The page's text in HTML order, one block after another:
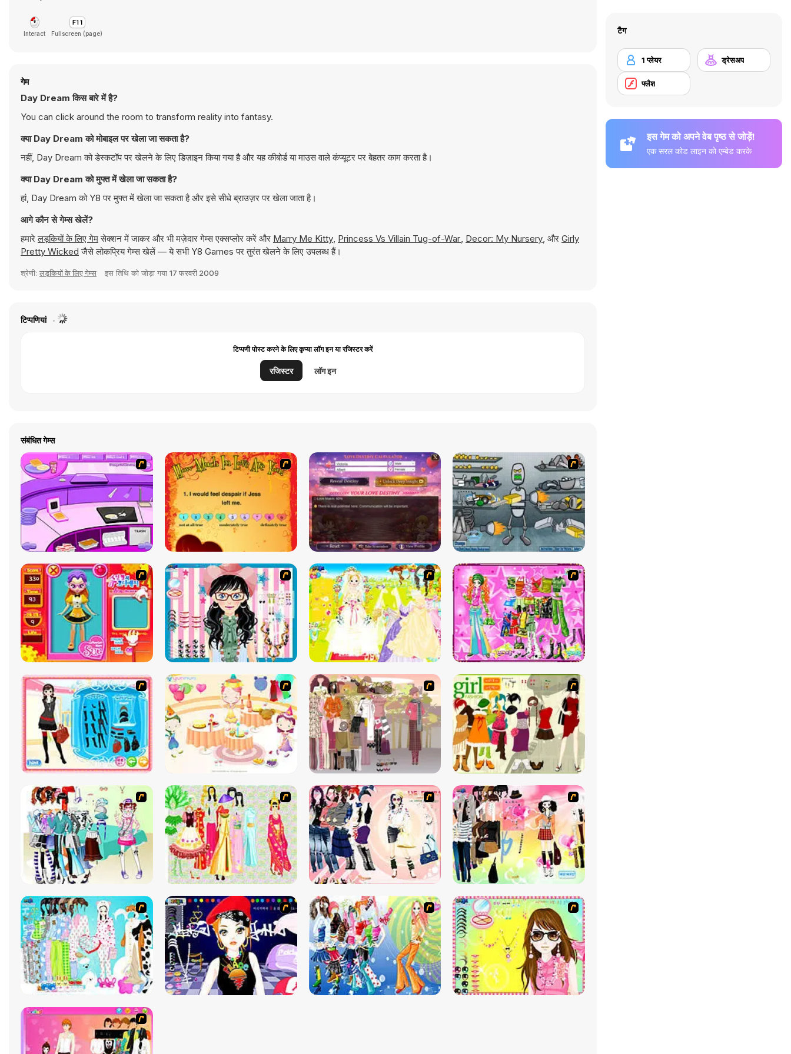
Interact Fullscreen (page)
गेम
Day Dream किस बारे में है?
You can click around the room to transform reality into fantasy.
क्या Day Dream को मोबाइल पर खेला जा सकता है?
नहीं, Day Dream को डेस्कटॉप पर खेलने के लिए डिज़ाइन किया गया है और यह कीबोर्ड या माउस वाले कंप्यूटर पर बेहतर काम करता है।
क्या Day Dream को मुफ्त में खेला जा सकता है?
हां, Day Dream को Y8 पर मुफ्त में खेला जा सकता है और इसे सीधे ब्राउज़र पर खेला जाता है।
आगे कौन से गेम्स खेलें?
हमारेलड़कियों के लिए गेमसेक्शन में जाकर और भी मज़ेदार गेम्स एक्सप्लोर करें और Marry Me Kitty, Princess Vs Villain Tug-of-War, Decor: My Nursery, और Girly
Pretty Wicked जैसे लोकप्रिय गेम्स खेलें — ये सभी Y8 Games पर तुरंत खेलने के लिए उपलब्ध हैं।
श्रेणी: लड़कियों के लिए गेम्स इस तिथि को जोड़ा गया 17 फरवरी 2009
टिप्पणियां
टिप्पणी पोस्ट करने के लिए कृप्या लॉग इन या रजिस्टर करें
रजिस्टर लॉग इन
संबंधित गेम्स
टैग
1 प्लेयर ड्रेसअप
फ्लैश
इस गेम को अपने वेब पृष्ठ से जोड़ें!
एक सरल कोड लाइन को एम्बेड करके